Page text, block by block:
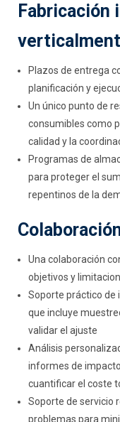
Fabricación
Plazos de entrega
planificación y
Un único punto de
consumibles como
calidad y la
Programas de
para proteger el
repentinos de la
Una colaboración
objetivos y
Soporte práctico de
que incluye
validar el ajuste
Análisis
informes de
cuantificar el coste
Soporte de servicio
problemas para